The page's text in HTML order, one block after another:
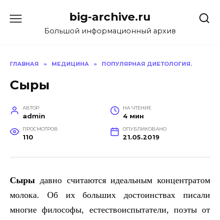
содержанию
big-archive.ru
Большой информационный архив
ГЛАВНАЯ » МЕДИЦИНА » ПОПУЛЯРНАЯ ДИЕТОЛОГИЯ.
Сыры
АВТОР
admin
НА ЧТЕНИЕ
4 мин
ПРОСМОТРОВ
110
ОПУБЛИКОВАНО
21.05.2019
Сыры давно считаются идеальным концентратом
молока. Об их больших достоинствах писали
многие философы, естествоиспытатели, поэты от